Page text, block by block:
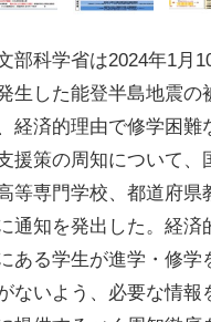
部科学省は2024年1月
生した能登半島地震の
経済的理由で修学困難
援策の周知について、
等専門学校、都道府県
通知を発出した。経済
ある学生が進学・修学
ないよう、必要な情報